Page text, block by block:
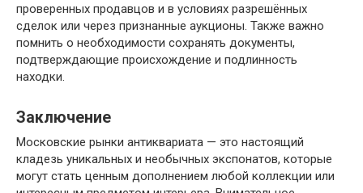
проверенных продавцов и в условиях разрешённых
сделок или через признанные аукционы. Также важно
помнить о необходимости сохранять документы,
подтверждающие происхождение и подлинность
находки.
Заключение
Московские рынки антиквариата — это настоящий
кладезь уникальных и необычных экспонатов, которые
могут стать ценным дополнением любой коллекции или